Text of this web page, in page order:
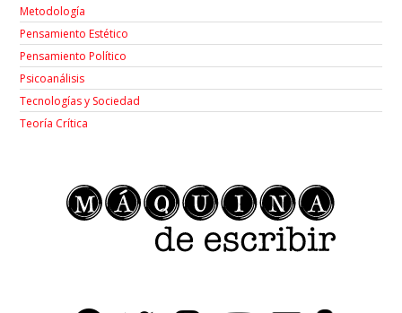
Metodología
Pensamiento Estético
Pensamiento Político
Psicoanálisis
Tecnologías y Sociedad
Teoría Crítica